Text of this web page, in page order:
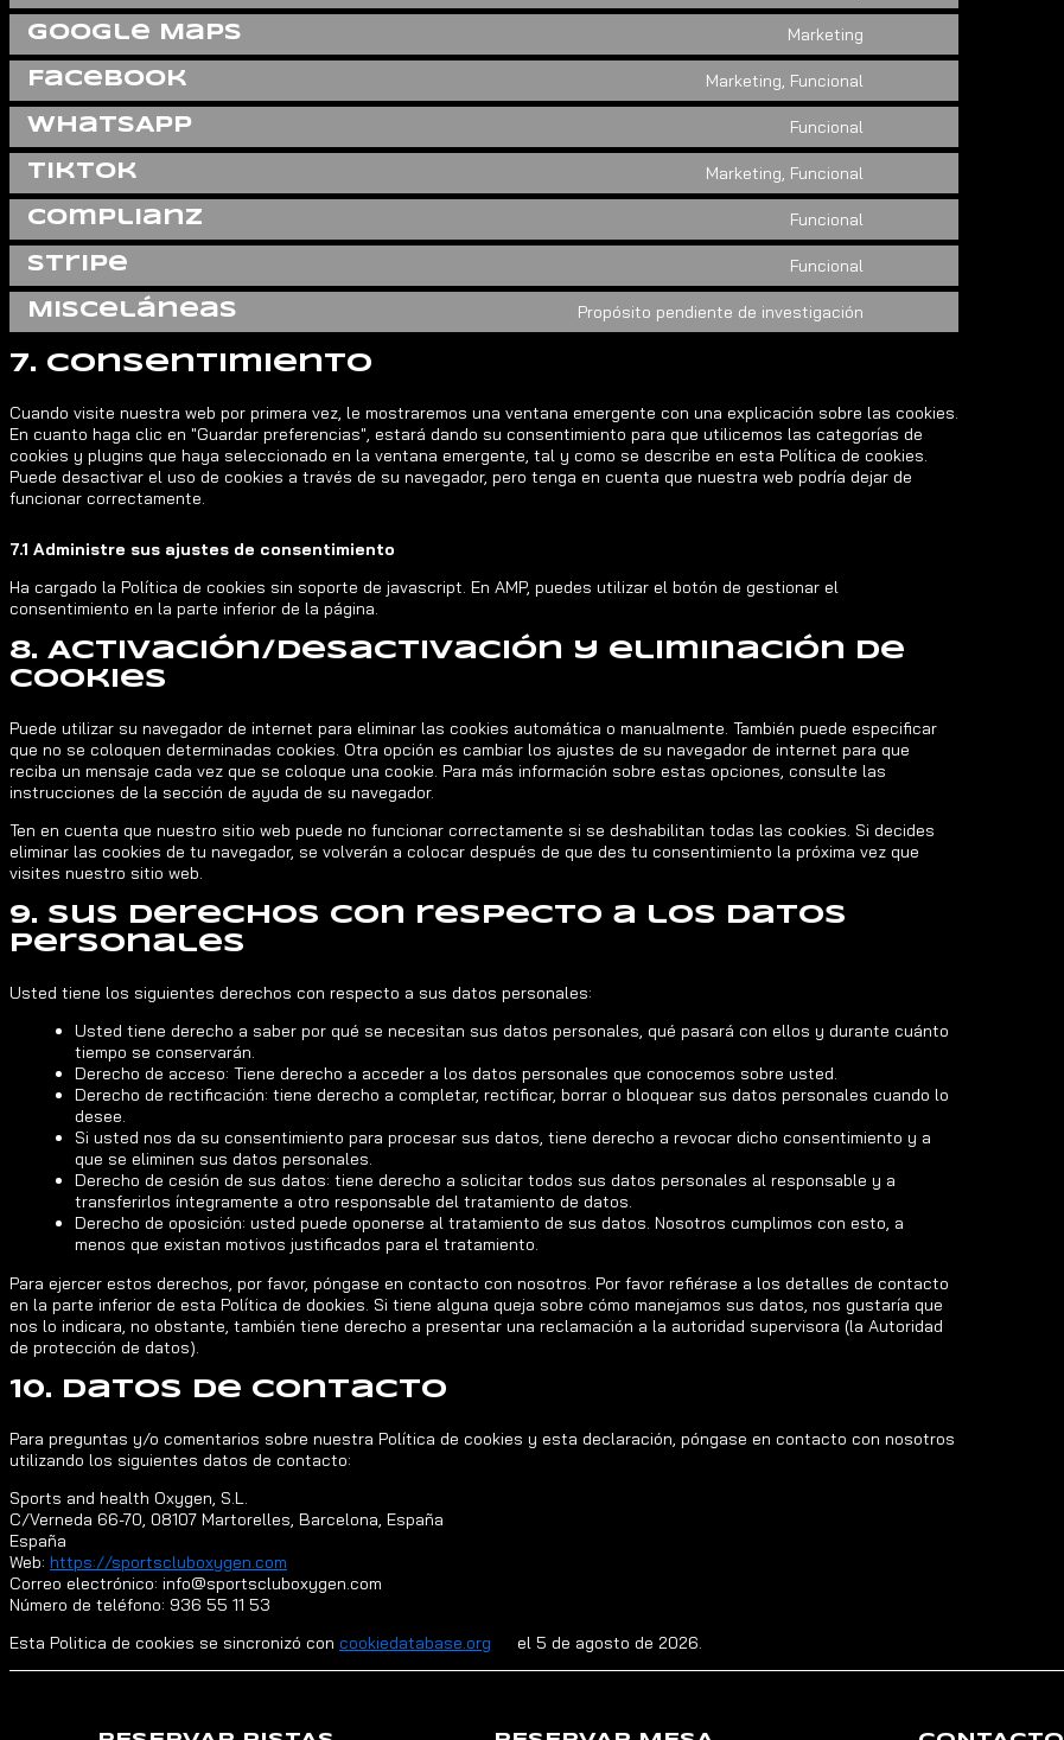
Google Maps Marketing
Facebook Marketing, Funcional
WhatsApp Funcional
TikTok Marketing, Funcional
Complianz Funcional
Stripe Funcional
Misceláneas Propósito pendiente de investigación
7. Consentimiento
Cuando visite nuestra web por primera vez, le mostraremos una ventana emergente con una explicación sobre las cookies.
En cuanto haga clic en "Guardar preferencias", estará dando su consentimiento para que utilicemos las categorías de
cookies y plugins que haya seleccionado en la ventana emergente, tal y como se describe en esta Política de cookies.
Puede desactivar el uso de cookies a través de su navegador, pero tenga en cuenta que nuestra web podría dejar de
funcionar correctamente.
7.1 Administre sus ajustes de consentimiento
Ha cargado la Política de cookies sin soporte de javascript. En AMP, puedes utilizar el botón de gestionar el
consentimiento en la parte inferior de la página.
8. Activación/desactivación y eliminación de
cookies
Puede utilizar su navegador de internet para eliminar las cookies automática o manualmente. También puede especificar
que no se coloquen determinadas cookies. Otra opción es cambiar los ajustes de su navegador de internet para que
reciba un mensaje cada vez que se coloque una cookie. Para más información sobre estas opciones, consulte las
instrucciones de la sección de ayuda de su navegador.
Ten en cuenta que nuestro sitio web puede no funcionar correctamente si se deshabilitan todas las cookies. Si decides
eliminar las cookies de tu navegador, se volverán a colocar después de que des tu consentimiento la próxima vez que
visites nuestro sitio web.
9. Sus derechos con respecto a los datos
personales
Usted tiene los siguientes derechos con respecto a sus datos personales:
Usted tiene derecho a saber por qué se necesitan sus datos personales, qué pasará con ellos y durante cuánto
tiempo se conservarán.
Derecho de acceso: Tiene derecho a acceder a los datos personales que conocemos sobre usted.
Derecho de rectificación: tiene derecho a completar, rectificar, borrar o bloquear sus datos personales cuando lo
desee.
Si usted nos da su consentimiento para procesar sus datos, tiene derecho a revocar dicho consentimiento y a
que se eliminen sus datos personales.
Derecho de cesión de sus datos: tiene derecho a solicitar todos sus datos personales al responsable y a
transferirlos íntegramente a otro responsable del tratamiento de datos.
Derecho de oposición: usted puede oponerse al tratamiento de sus datos. Nosotros cumplimos con esto, a
menos que existan motivos justificados para el tratamiento.
Para ejercer estos derechos, por favor, póngase en contacto con nosotros. Por favor refiérase a los detalles de contacto
en la parte inferior de esta Política de dookies. Si tiene alguna queja sobre cómo manejamos sus datos, nos gustaría que
nos lo indicara, no obstante, también tiene derecho a presentar una reclamación a la autoridad supervisora (la Autoridad
de protección de datos).
10. Datos de contacto
Para preguntas y/o comentarios sobre nuestra Política de cookies y esta declaración, póngase en contacto con nosotros
utilizando los siguientes datos de contacto:
Sports and health Oxygen, S.L.
C/Verneda 66-70, 08107 Martorelles, Barcelona, España
España
Web: https://sportscluboxygen.com
Correo electrónico: info@sportscluboxygen.com
Número de teléfono: 936 55 11 53
Esta Politica de cookies se sincronizó con cookiedatabase.org el 5 de agosto de 2026.